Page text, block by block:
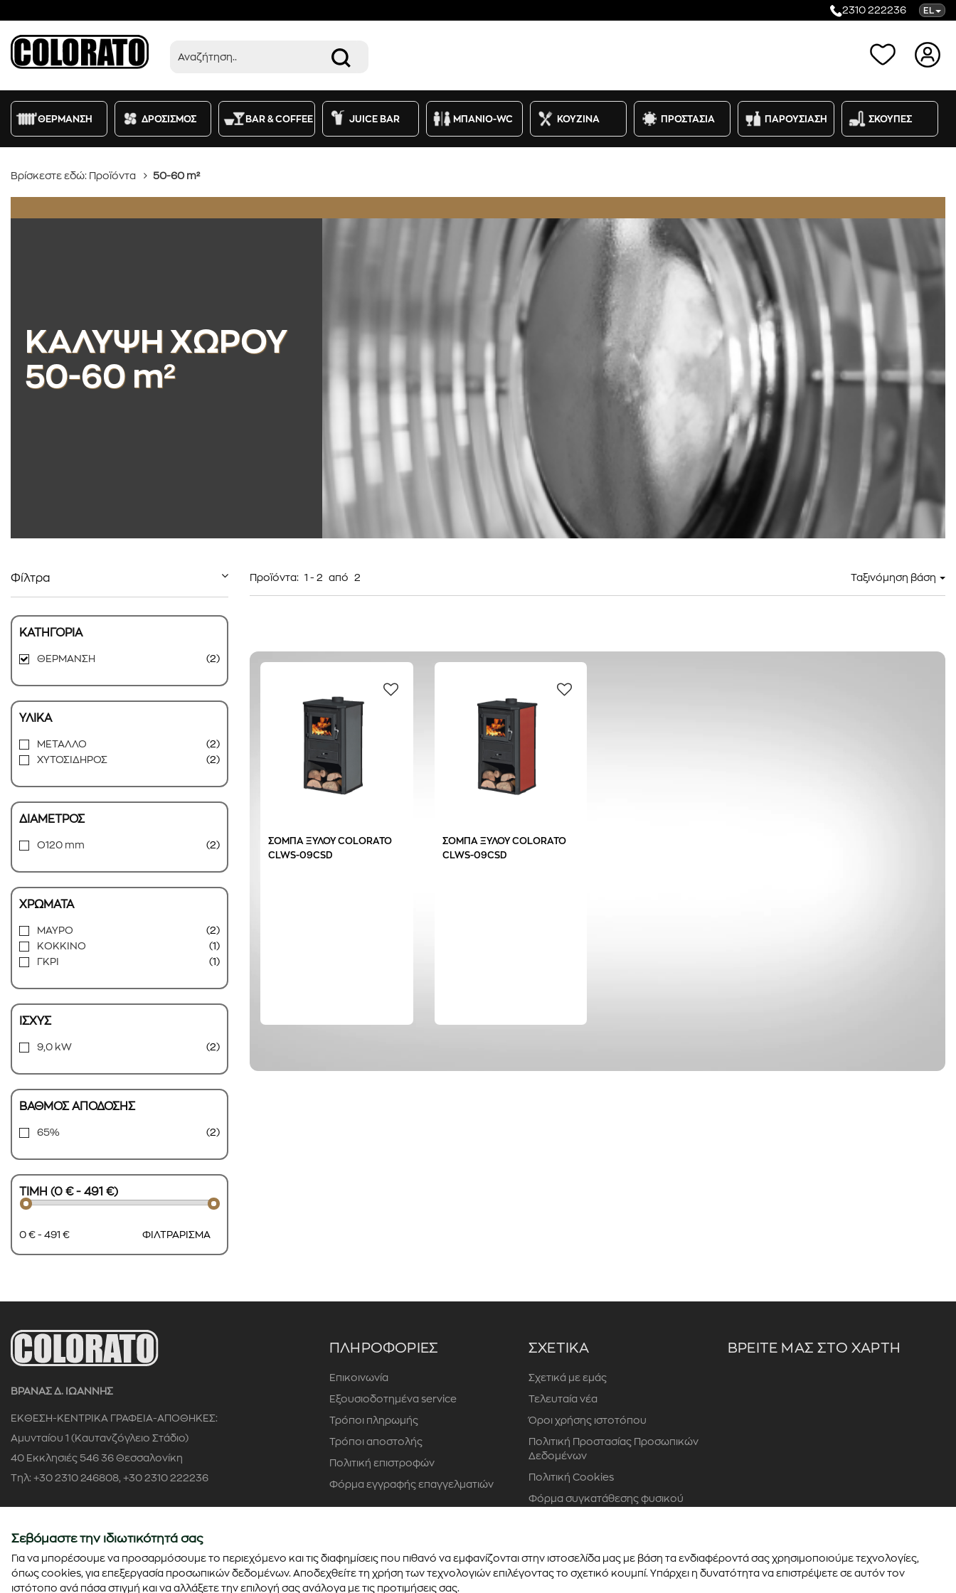
2310 222236 EL
Προϊόντα Κατηγορίες
ΘΕΡΜΑΝΣΗ ΔΡΟΣΙΣΜΟΣ BAR & COFFEE JUICE BAR ΜΠΑΝΙΟ-WC ΚΟΥΖΙΝΑ ΠΡΟΣΤΑΣΙΑ ΠΑΡΟΥΣΙΑΣΗ ΣΚΟΥΠΕΣ
Βρίσκεστε εδώ: Προϊόντα 50-60 m²
ΚΑΛΥΨΗ ΧΩΡΟΥ
50-60 m²
Φίλτρα
ΚΑΤΗΓΟΡΙΑ
ΘΕΡΜΑΝΣΗ (2)
ΥΛΙΚΑ
ΜΕΤΑΛΛΟ
(2)
ΧΥΤΟΣΙΔΗΡΟΣ
(2)
ΔΙΑΜΕΤΡΟΣ
O120 mm (2)
ΧΡΩΜΑΤΑ
ΜΑΥΡΟ
(2)
ΚΟΚΚΙΝΟ
(1)
ΓΚΡΙ
(1)
ΙΣΧΥΣ
9,0 kW (2)
ΒΑΘΜΟΣ ΑΠΟΔΟΣΗΣ
65% (2)
ΤΙΜΗ (0 € - 491 €)
0 € - 491 € ΦΙΛΤΡΑΡΙΣΜΑ
Προϊόντα: 1 - 2 από 2 Ταξινόμηση βάση
ΣΟΜΠΑ ΞΥΛΟΥ COLORATO
CLWS-09CSD
ΣΟΜΠΑ ΞΥΛΟΥ COLORATO
CLWS-09CSD
ΒΡΑΝΑΣ Δ. ΙΩΑΝΝΗΣ
ΕΚΘΕΣΗ-ΚΕΝΤΡΙΚΑ ΓΡΑΦΕΙΑ-ΑΠΟΘΗΚΕΣ:
Αμυνταίου 1 (Καυτανζόγλειο Στάδιο)
40 Εκκλησιές 546 36 Θεσσαλονίκη
Τηλ: +30 2310 246808, +30 2310 222236
ΠΛΗΡΟΦΟΡΙΕΣ
Επικοινωνία
Εξουσιοδοτημένα service
Τρόποι πληρωμής
Τρόποι αποστολής
Πολιτική επιστροφών
Φόρμα εγγραφής επαγγελματιών
ΣΧΕΤΙΚΑ
Σχετικά με εμάς
Τελευταία νέα
Όροι χρήσης ιστοτόπου
Πολιτική Προστασίας Προσωπικών
Δεδομένων
Πολιτική Cookies
Φόρμα συγκατάθεσης φυσικού
ΒΡΕΙΤΕ ΜΑΣ ΣΤΟ ΧΑΡΤΗ
© Copyright 2026 - colorato.net All rights reserved
Σεβόμαστε την ιδιωτικότητά σας
Για να μπορέσουμε να προσαρμόσουμε το περιεχόμενο και τις διαφημίσεις που πιθανό να εμφανίζονται στην ιστοσελίδα μας με βάση τα ενδιαφέροντά σας χρησιμοποιούμε τεχνολογίες,
όπως cookies, για επεξεργασία προσωπικών δεδομένων. Αποδεχθείτε τη χρήση των τεχνολογιών επιλέγοντας το σχετικό κουμπί. Υπάρχει η δυνατότητα να επιστρέψετε σε αυτόν τον
ιστότοπο ανά πάσα στιγμή και να αλλάξετε την επιλογή σας ανάλογα με τις προτιμήσεις σας.